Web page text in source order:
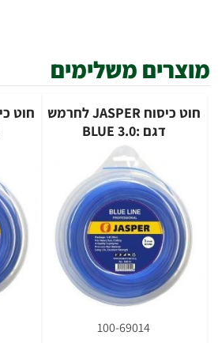
מוצרים משלימים
חוט כיסוח JASPER לחרמש
דגם :BLUE 3.0
100-69014